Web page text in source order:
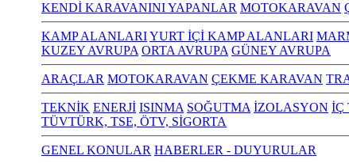
KENDİ KARAVANINI YAPANLAR MOTOKARAVAN
KAMP ALANLARIYURT İÇİ KAMP ALANLARI
KUZEY AVRUPA ORTA AVRUPA GÜNEY AVRUPA
ARAÇLAR MOTOKARAVAN ÇEKME KARAVAN
TEKNİK ENERJİ ISINMA SOĞUTMA İZOLASYON İÇ
TÜVTÜRK, TSE, ÖTV, SİGORTA
GENEL KONULAR HABERLER - DUYURULAR